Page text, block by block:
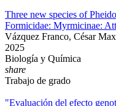
Three new species of
Formicidae: Myrmicinae:
Vázquez Franco, César
2025
Biología y Química
share
Trabajo de grado
"Evaluación del efecto